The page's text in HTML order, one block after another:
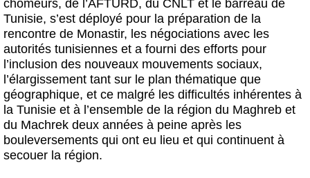
chômeurs, de l’AFTURD, du CNLT et le barreau de
Tunisie, s’est déployé pour la préparation de la
rencontre de Monastir, les négociations avec les
autorités tunisiennes et a fourni des efforts pour
l’inclusion des nouveaux mouvements sociaux,
l’élargissement tant sur le plan thématique que
géographique, et ce malgré les difficultés inhérentes à
la Tunisie et à l’ensemble de la région du Maghreb et
du Machrek deux années à peine après les
bouleversements qui ont eu lieu et qui continuent à
secouer la région.